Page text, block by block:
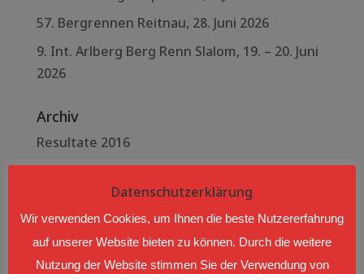
57. Bergrennen Reitnau, 28. Juni 2026
9. Int. Arlberg Berg Renn Slalom, 19. – 20. Juni
2026
Archiv
Resultate 2016
Resultate 2017
Resultate 2018
Resultate 2019
Resultate 2020
Datenschutzerklärung
Wir verwenden Cookies, um Ihnen die beste Nutzererfahrung
auf unserer Website bieten zu können. Durch die weitere
Nutzung der Website stimmen Sie der Verwendung von